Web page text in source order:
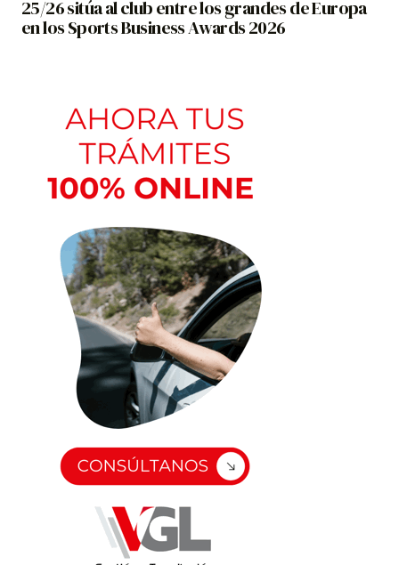
25/26 sitúa al club entre los grandes de Europa
en los Sports Business Awards 2026